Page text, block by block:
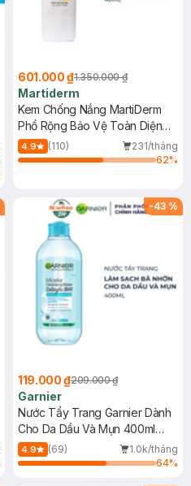
601.000 ₫1.350.000 ₫
Martiderm
Kem Chống Nắng MartiDerm
Phổ Rộng Bảo Vệ Toàn Diện
40ml
4.9 (110)
231/tháng
62%
-43 %
119.000 ₫209.000 ₫
Garnier
Nước Tẩy Trang Garnier Dành
Cho Da Dầu Và Mụn 400ml
(Mới)
4.9 (69)
1.0k/tháng
64%